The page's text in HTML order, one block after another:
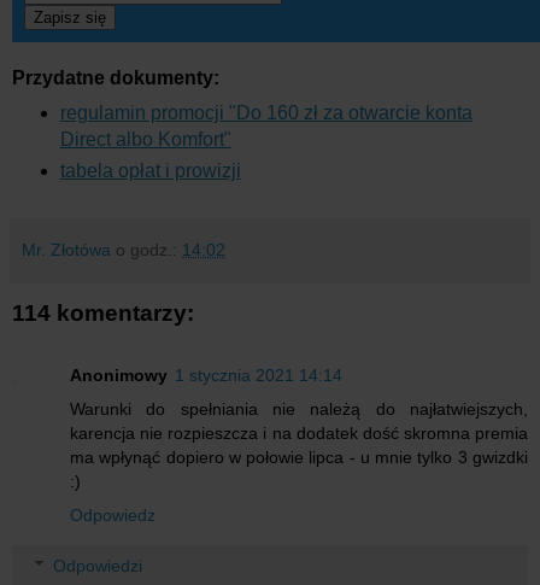
Zapisz się
Przydatne dokumenty:
regulamin promocji "Do 160 zł za otwarcie konta
Direct albo Komfort"
tabela opłat i prowizji
Mr. Złotówa o godz.: 14:02
114 komentarzy:
Anonimowy 1 stycznia 2021 14:14
Warunki do spełniania nie należą do najłatwiejszych,
karencja nie rozpieszcza i na dodatek dość skromna premia
ma wpłynąć dopiero w połowie lipca - u mnie tylko 3 gwizdki
:)
Odpowiedz
Odpowiedzi